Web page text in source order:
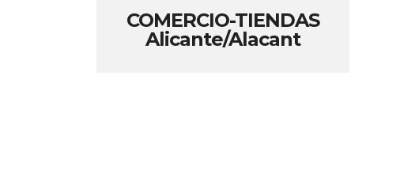
COMERCIO-TIENDAS
Alicante/Alacant